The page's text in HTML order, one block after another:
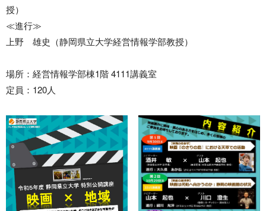
授）
≪進行≫
上野 雄史（静岡県立大学経営情報学部教授）
場所：経営情報学部棟1階 4111講義室
定員：120人